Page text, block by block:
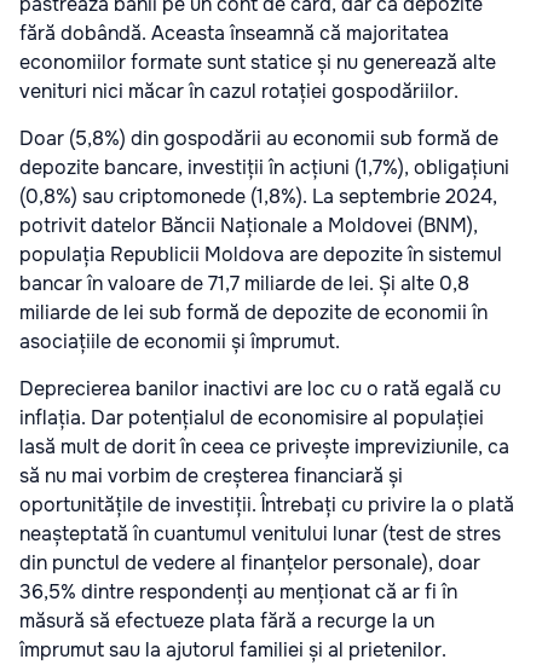
fără dobândă. Aceasta înseamnă că majoritatea
economiilor formate sunt statice și nu generează alte
venituri nici măcar în cazul rotației gospodăriilor.
Doar (5,8%) din gospodării au economii sub formă de
depozite bancare, investiții în acțiuni (1,7%), obligațiuni
(0,8%) sau criptomonede (1,8%). La septembrie 2024,
potrivit datelor Băncii Naționale a Moldovei (BNM),
populația Republicii Moldova are depozite în sistemul
bancar în valoare de 71,7 miliarde de lei. Și alte 0,8
miliarde de lei sub formă de depozite de economii în
asociațiile de economii și împrumut.
Deprecierea banilor inactivi are loc cu o rată egală cu
inflația. Dar potențialul de economisire al populației
lasă mult de dorit în ceea ce privește impreviziunile, ca
să nu mai vorbim de creșterea financiară și
oportunitățile de investiții. Întrebați cu privire la o plată
neașteptată în cuantumul venitului lunar (test de stres
din punctul de vedere al finanțelor personale), doar
36,5% dintre respondenți au menționat că ar fi în
măsură să efectueze plata fără a recurge la un
împrumut sau la ajutorul familiei și al prietenilor.